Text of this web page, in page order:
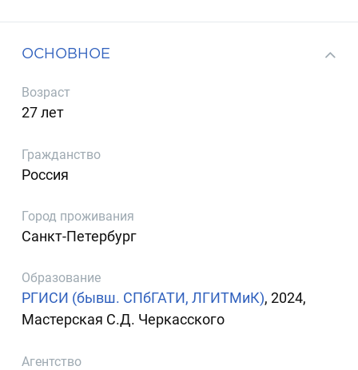
ОСНОВНОЕ
Возраст
27 лет
Гражданство
Россия
Город проживания
Санкт-Петербург
Образование
РГИСИ (бывш. СПбГАТИ, ЛГИТМиК), 2024,
Мастерская С.Д. Черкасского
Агентство